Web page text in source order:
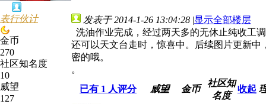
表行伙计
金币
270
社区知名度
10
威望
127
发表于 2014-1-26 13:04:28 |显示全部楼层
洗油作业完成，经过两天多的无休止纯收工
还可以天文台走时，惊喜中。后续图片更新
密的哦。
。
已有 1 人评分 威望 金币
社区知
名度
收起